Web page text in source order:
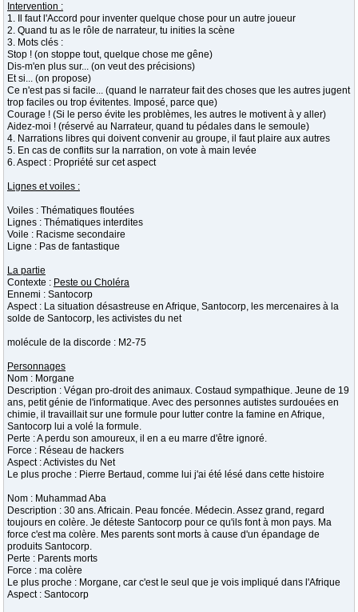
Intervention :
1. Il faut l'Accord pour inventer quelque chose pour un autre joueur
2. Quand tu as le rôle de narrateur, tu inities la scène
3. Mots clés :
Stop ! (on stoppe tout, quelque chose me gêne)
Dis-m'en plus sur... (on veut des précisions)
Et si... (on propose)
Ce n'est pas si facile... (quand le narrateur fait des choses que les autres jugent
trop faciles ou trop évitentes. Imposé, parce que)
Courage ! (Si le perso évite les problèmes, les autres le motivent à y aller)
Aidez-moi ! (réservé au Narrateur, quand tu pédales dans le semoule)
4. Narrations libres qui doivent convenir au groupe, il faut plaire aux autres
5. En cas de conflits sur la narration, on vote à main levée
6. Aspect : Propriété sur cet aspect
Lignes et voiles :
Voiles : Thématiques floutées
Lignes : Thématiques interdites
Voile : Racisme secondaire
Ligne : Pas de fantastique
La partie
Contexte : Peste ou Choléra
Ennemi : Santocorp
Aspect : La situation désastreuse en Afrique, Santocorp, les mercenaires à la
solde de Santocorp, les activistes du net
molécule de la discorde : M2-75
Personnages
Nom : Morgane
Description : Végan pro-droit des animaux. Costaud sympathique. Jeune de 19
ans, petit génie de l'informatique. Avec des personnes autistes surdouées en
chimie, il travaillait sur une formule pour lutter contre la famine en Afrique,
Santocorp lui a volé la formule.
Perte : A perdu son amoureux, il en a eu marre d'être ignoré.
Force : Réseau de hackers
Aspect : Activistes du Net
Le plus proche : Pierre Bertaud, comme lui j'ai été lésé dans cette histoire
Nom : Muhammad Aba
Description : 30 ans. Africain. Peau foncée. Médecin. Assez grand, regard
toujours en colère. Je déteste Santocorp pour ce qu'ils font à mon pays. Ma
force c'est ma colère. Mes parents sont morts à cause d'un épandage de
produits Santocorp.
Perte : Parents morts
Force : ma colère
Le plus proche : Morgane, car c'est le seul que je vois impliqué dans l'Afrique
Aspect : Santocorp